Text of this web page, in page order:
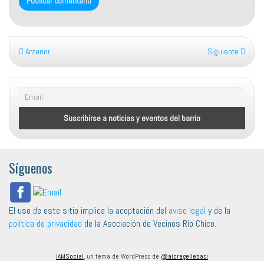
Anterior Siguiente
Síguenos
El uso de este sitio implica la aceptación del aviso legal y de la
política de privacidad de la Asociación de Vecinos Río Chico.
IAMSocial , un tema de WordPress de @aicragellebasi